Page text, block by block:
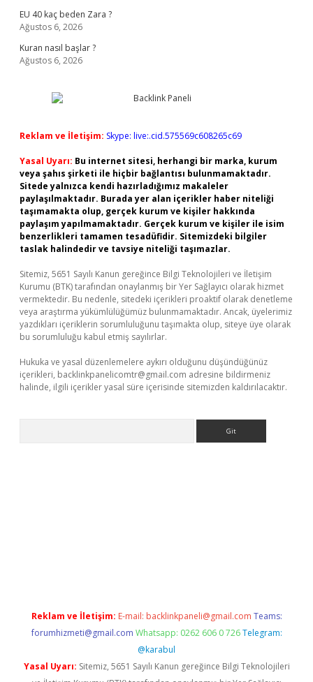
EU 40 kaç beden Zara ?
Ağustos 6, 2026
Kuran nasıl başlar ?
Ağustos 6, 2026
Reklam ve İletişim: Skype: live:.cid.575569c608265c69
Yasal Uyarı: Bu internet sitesi, herhangi bir marka, kurum
veya şahıs şirketi ile hiçbir bağlantısı bulunmamaktadır.
Sitede yalnızca kendi hazırladığımız makaleler
paylaşılmaktadır. Burada yer alan içerikler haber niteliği
taşımamakta olup, gerçek kurum ve kişiler hakkında
paylaşım yapılmamaktadır. Gerçek kurum ve kişiler ile isim
benzerlikleri tamamen tesadüfidir. Sitemizdeki bilgiler
taslak halindedir ve tavsiye niteliği taşımazlar.
Sitemiz, 5651 Sayılı Kanun gereğince Bilgi Teknolojileri ve İletişim
Kurumu (BTK) tarafından onaylanmış bir Yer Sağlayıcı olarak hizmet
vermektedir. Bu nedenle, sitedeki içerikleri proaktif olarak denetleme
veya araştırma yükümlülüğümüz bulunmamaktadır. Ancak, üyelerimiz
yazdıkları içeriklerin sorumluluğunu taşımakta olup, siteye üye olarak
bu sorumluluğu kabul etmiş sayılırlar.
Hukuka ve yasal düzenlemelere aykırı olduğunu düşündüğünüz
içerikleri, backlinkpanelicomtr@gmail.com adresine bildirmeniz
halinde, ilgili içerikler yasal süre içerisinde sitemizden kaldırılacaktır.
Reklam ve İletişim: E-mail: backlinkpaneli@gmail.com Teams:
forumhizmeti@gmail.com Whatsapp: 0262 606 0 726 Telegram:
@karabul
Yasal Uyarı: Sitemiz, 5651 Sayılı Kanun gereğince Bilgi Teknolojileri